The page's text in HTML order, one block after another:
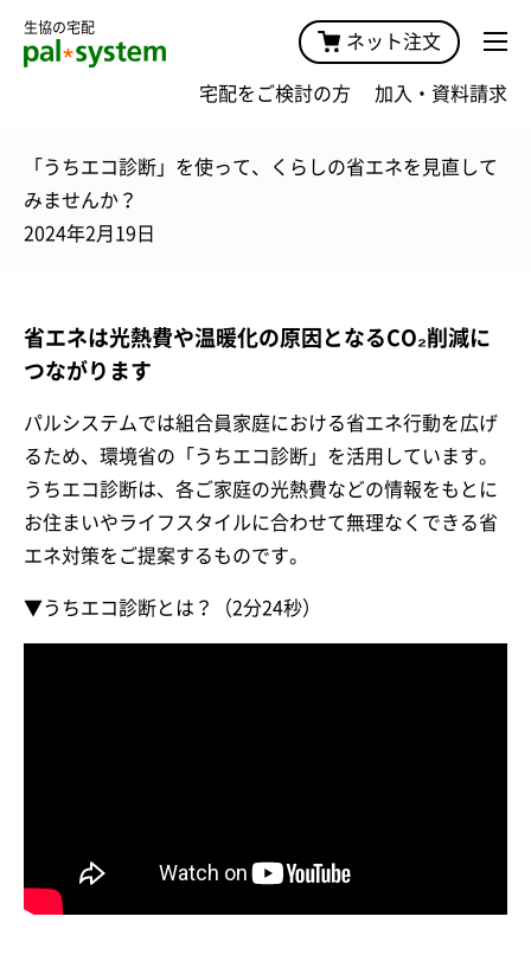
生協の宅配
ネット注文
宅配をご検討の方 加入・資料請求
「うちエコ診断」を使って、くらしの省エネを見直して
みませんか？
2024年2月19日
省エネは光熱費や温暖化の原因となるCO₂削減に
つながります
パルシステムでは組合員家庭における省エネ行動を広げ
るため、環境省の「うちエコ診断」を活用しています。
うちエコ診断は、各ご家庭の光熱費などの情報をもとに
お住まいやライフスタイルに合わせて無理なくできる省
エネ対策をご提案するものです。
▼うちエコ診断とは？（2分24秒）